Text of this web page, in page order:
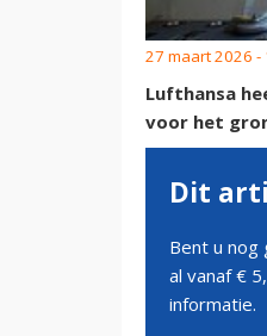
27 maart 2026 -
Lufthansa
voor het
Dit
Bent u nog
al vanaf €
informatie.